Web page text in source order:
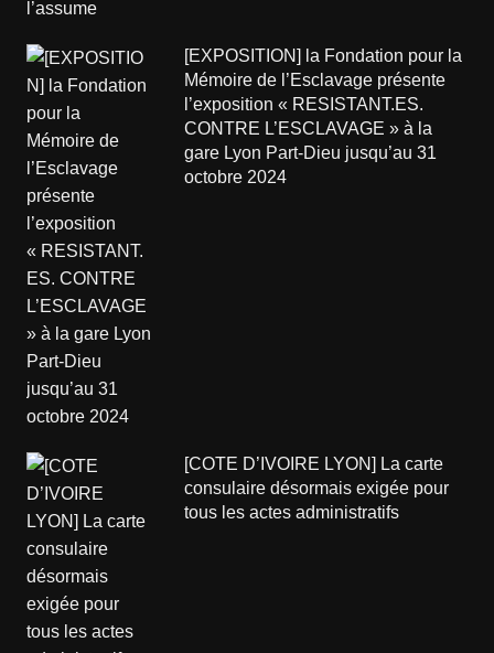
[EXPOSITION] la Fondation pour la
Mémoire de l’Esclavage présente
l’exposition « RESISTANT.ES.
CONTRE L’ESCLAVAGE » à la
gare Lyon Part-Dieu jusqu’au 31
octobre 2024
[COTE D’IVOIRE LYON] La carte
consulaire désormais exigée pour
tous les actes administratifs